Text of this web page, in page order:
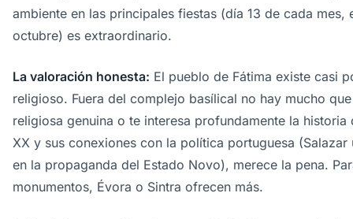
ambiente en las principales fiestas (día 13 de cada mes,
octubre) es extraordinario.
La valoración honesta: El pueblo de Fátima existe casi
religioso. Fuera del complejo basílical no hay mucho
religiosa genuina o te interesa profundamente la
XX y sus conexiones con la política portuguesa (Salazar
en la propaganda del Estado Novo), merece la pena.
monumentos, Évora o Sintra ofrecen más.